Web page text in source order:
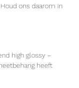
ons daarom in
high glossy –
heeft